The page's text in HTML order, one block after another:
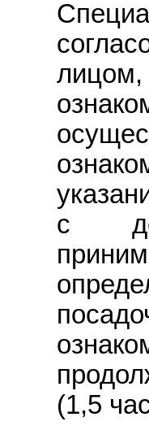
с
(1,5